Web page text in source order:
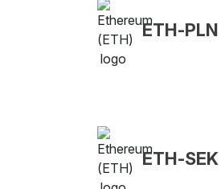
ETH-PLN
ETH-SEK